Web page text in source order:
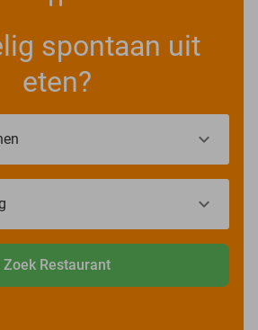
spontaan uit
eten?
Zoek Restaurant